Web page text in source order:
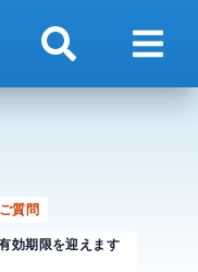
検索 ナビ
質問
効期限を迎えます